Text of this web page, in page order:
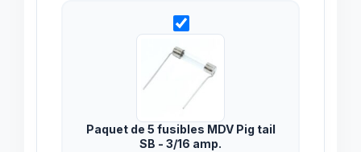
Paquet de 5 fusibles MDV Pig tail
SB - 3/16 amp.